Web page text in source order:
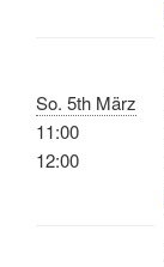
So. 5th März
11:00
12:00